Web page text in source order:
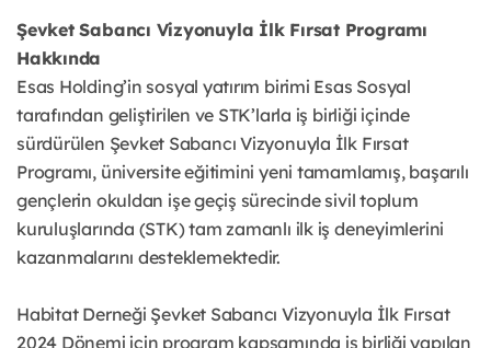
Şevket Sabancı Vizyonuyla İlk Fırsat Programı
Hakkında
Esas Holding’in sosyal yatırım birimi Esas Sosyal
tarafından geliştirilen ve STK’larla iş birliği içinde
sürdürülen Şevket Sabancı Vizyonuyla İlk Fırsat
Programı, üniversite eğitimini yeni tamamlamış, başarılı
gençlerin okuldan işe geçiş sürecinde sivil toplum
kuruluşlarında (STK) tam zamanlı ilk iş deneyimlerini
kazanmalarını desteklemektedir.
Habitat Derneği Şevket Sabancı Vizyonuyla İlk Fırsat
2024 Dönemi için program kapsamında iş birliği yapılan